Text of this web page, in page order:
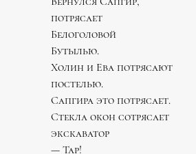
потрясает
Белоголовой
Бутылью.
Холин и Ева потрясают
постелью.
Сапгира это потрясает.
Стекла окон сотрясает
экскаватор
— Тар!